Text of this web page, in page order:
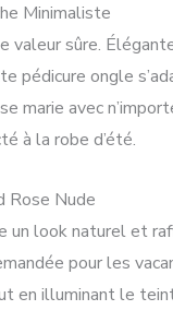
Minimaliste
valeur sûre.
pédicure ongle
marie avec
à la robe d’été.
Rose Nude
un look naturel et
pour les
en illuminant le